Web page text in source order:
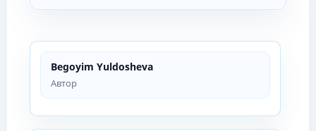
Begoyim Yuldosheva
Автор